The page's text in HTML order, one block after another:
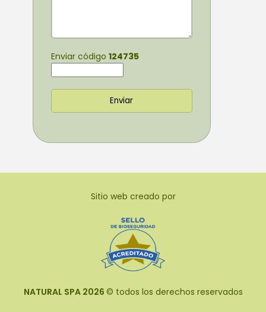
Enviar código 124735
Sitio web creado por
NATURAL SPA 2026 © todos los derechos reservados